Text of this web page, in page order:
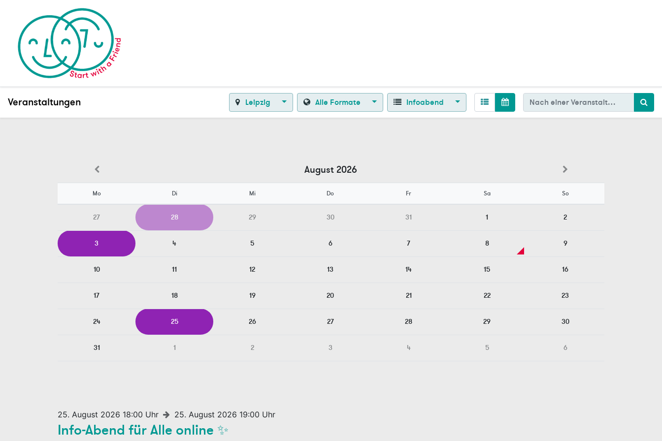
Veranstaltungen Leipzig Alle Formate Infoabend
August 2026
Mo Di Mi Do Fr Sa So
27 28 29 30 31 1 2
3 4 5 6 7 8 9
10 11 12 13 14 15 16
17 18 19 20 21 22 23
24 25 26 27 28 29 30
31 1 2 3 4 5 6
25. August 2026 18:00 Uhr 25. August 2026 19:00 Uhr
Info-Abend für Alle online ✨